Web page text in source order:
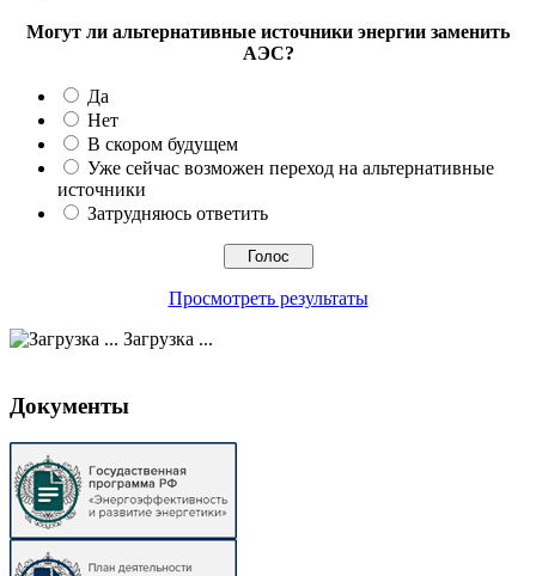
Могут ли альтернативные источники энергии заменить
АЭС?
Да
Нет
В скором будущем
Уже сейчас возможен переход на альтернативные
источники
Затрудняюсь ответить
Просмотреть результаты
Загрузка ...
Документы